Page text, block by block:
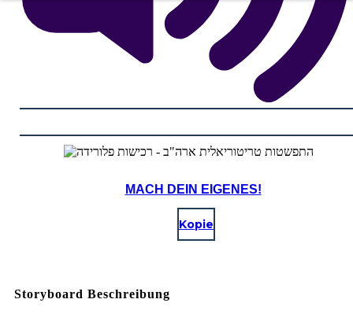
MACH DEIN EIGENES!
Kopie
Storyboard Beschreibung